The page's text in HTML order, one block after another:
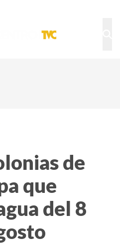
de
que
del 8